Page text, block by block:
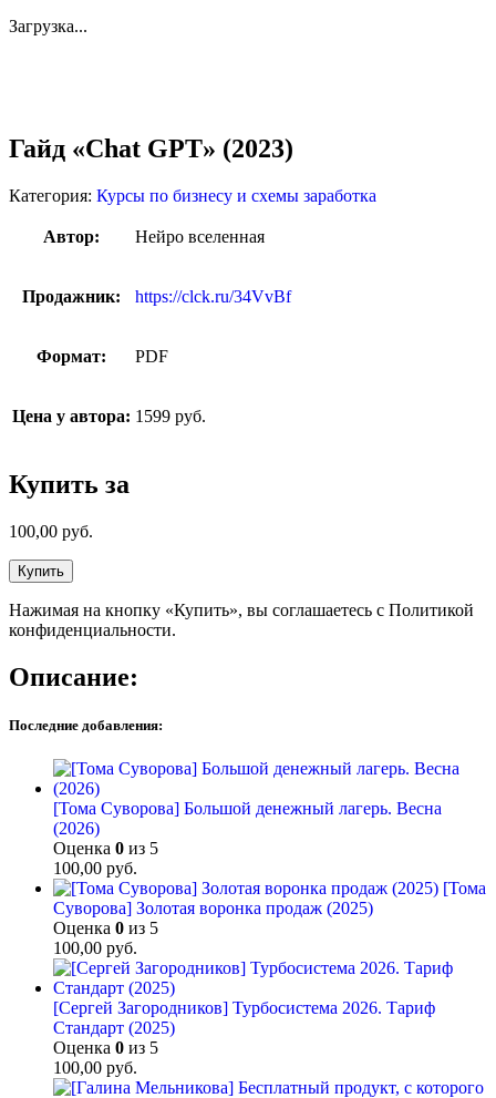
Загрузка...
Гайд «Chat GPT» (2023)
Категория: Курсы по бизнесу и схемы заработка
Автор: Нейро вселенная
Продажник: https://clck.ru/34VvBf
Формат: PDF
Цена у автора: 1599 руб.
Купить за
100,00 руб.
Купить
Нажимая на кнопку «Купить», вы соглашаетесь с Политикой
конфиденциальности.
Описание:
Последние добавления:
[Тома Суворова] Большой денежный лагерь. Весна
(2026)
Оценка 0 из 5
100,00 руб.
[Тома
Суворова] Золотая воронка продаж (2025)
Оценка 0 из 5
100,00 руб.
[Сергей Загородников] Турбосистема 2026. Тариф
Стандарт (2025)
Оценка 0 из 5
100,00 руб.